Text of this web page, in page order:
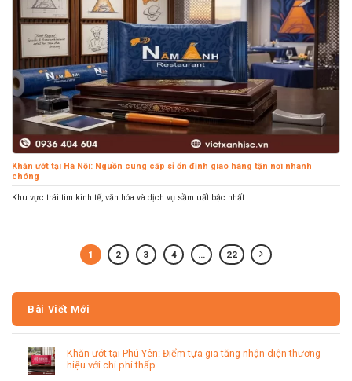
Bài Viết Mới
Khăn ướt tại Phú Yên: Điểm tựa gia tăng nhận diện thương
hiệu với chi phí thấp
Khăn ướt tại Hà Nội: Nguồn cung cấp sỉ ổn định giao hàng tận nơi nhanh
chóng
Khu vực trái tim kinh tế, văn hóa và dịch vụ sầm uất bậc nhất...
1 2 3 4 … 22